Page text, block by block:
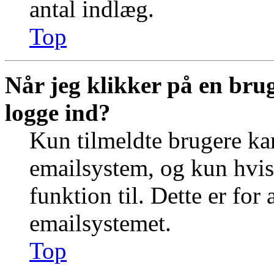
antal indlæg.
Top
Når jeg klikker på en
logge ind?
Kun tilmeldte brugere
emailsystem, og kun
funktion til. Dette er for
emailsystemet.
Top